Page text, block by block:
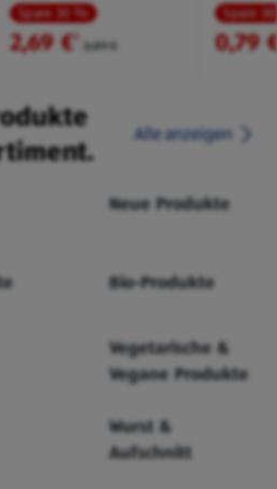
Spare 30 %
2,69 €² 3,89 €
Spare
0,79
Alle anzeigen
Neue Produkte
Bio-Produkte
Vegetarische &
Vegane Produkte
Wurst &
Aufschnitt